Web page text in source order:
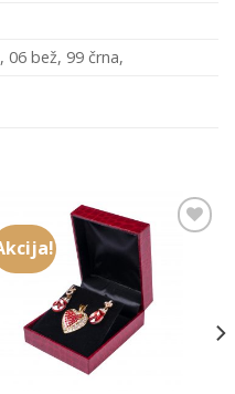
06 bež, 99 črna,